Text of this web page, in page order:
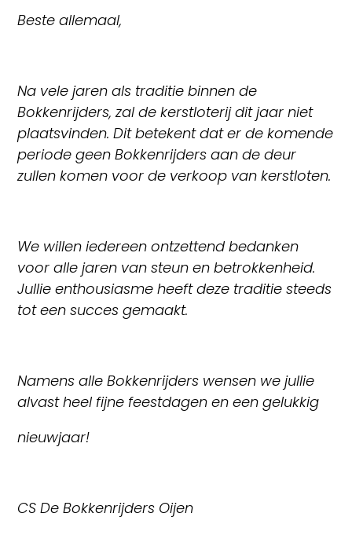
Beste allemaal,
Na vele jaren als traditie binnen de
Bokkenrijders, zal de kerstloterij dit jaar niet
plaatsvinden. Dit betekent dat er de komende
periode geen Bokkenrijders aan de deur
zullen komen voor de verkoop van kerstloten.
We willen iedereen ontzettend bedanken
voor alle jaren van steun en betrokkenheid.
Jullie enthousiasme heeft deze traditie steeds
tot een succes gemaakt.
Namens alle Bokkenrijders wensen we jullie
alvast heel fijne feestdagen en een gelukkig
nieuwjaar!
CS De Bokkenrijders Oijen